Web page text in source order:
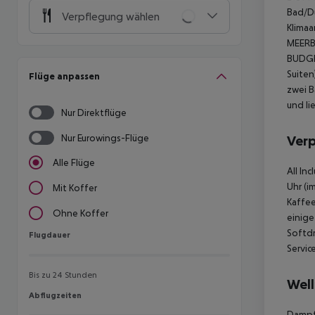
Verpflegung wählen
Flüge anpassen
Nur Direktflüge
Nur Eurowings-Flüge
Alle Flüge
Mit Koffer
Ohne Koffer
Flugdauer
Flugdauer
Bis zu 24 Stunden
Abflugzeiten
Abflugzeiten
Bad/
zwei
und
All
Uhr